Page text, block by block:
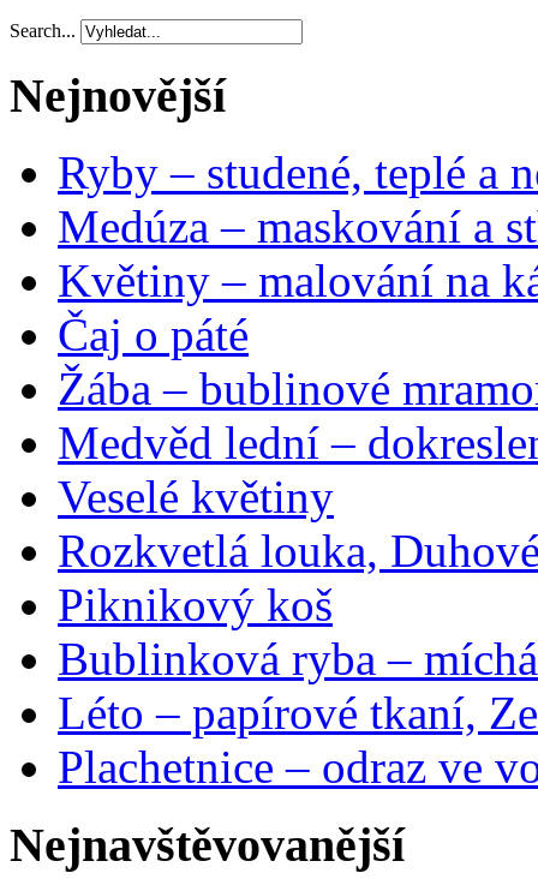
Search...
Nejnovější
Ryby – studené, teplé a
Medúza – maskování a
Květiny – malování na
Čaj o páté
Žába – bublinové
Medvěd lední –
Veselé květiny
Rozkvetlá louka,
Piknikový koš
Bublinková ryba –
Léto – papírové tkaní,
Plachetnice – odraz ve
Nejnavštěvovanější